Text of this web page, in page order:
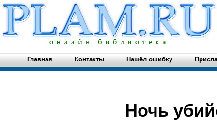
Главная Контакты Нашёл ошибку
Ночь